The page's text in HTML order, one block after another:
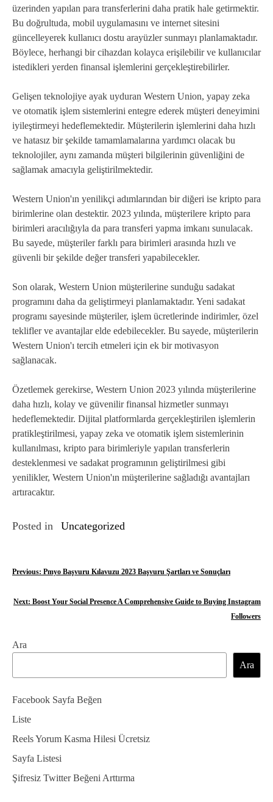
üzerinden yapılan para transferlerini daha pratik hale getirmektir.
Bu doğrultuda, mobil uygulamasını ve internet sitesini
güncelleyerek kullanıcı dostu arayüzler sunmayı planlamaktadır.
Böylece, herhangi bir cihazdan kolayca erişilebilir ve kullanıcılar
istedikleri yerden finansal işlemlerini gerçekleştirebilirler.
Gelişen teknolojiye ayak uyduran Western Union, yapay zeka
ve otomatik işlem sistemlerini entegre ederek müşteri deneyimini
iyileştirmeyi hedeflemektedir. Müşterilerin işlemlerini daha hızlı
ve hatasız bir şekilde tamamlamalarına yardımcı olacak bu
teknolojiler, aynı zamanda müşteri bilgilerinin güvenliğini de
sağlamak amacıyla geliştirilmektedir.
Western Union'ın yenilikçi adımlarından bir diğeri ise kripto para
birimlerine olan destektir. 2023 yılında, müşterilere kripto para
birimleri aracılığıyla da para transferi yapma imkanı sunulacak.
Bu sayede, müşteriler farklı para birimleri arasında hızlı ve
güvenli bir şekilde değer transferi yapabilecekler.
Son olarak, Western Union müşterilerine sunduğu sadakat
programını daha da geliştirmeyi planlamaktadır. Yeni sadakat
programı sayesinde müşteriler, işlem ücretlerinde indirimler, özel
teklifler ve avantajlar elde edebilecekler. Bu sayede, müşterilerin
Western Union'ı tercih etmeleri için ek bir motivasyon
sağlanacak.
Özetlemek gerekirse, Western Union 2023 yılında müşterilerine
daha hızlı, kolay ve güvenilir finansal hizmetler sunmayı
hedeflemektedir. Dijital platformlarda gerçekleştirilen işlemlerin
pratikleştirilmesi, yapay zeka ve otomatik işlem sistemlerinin
kullanılması, kripto para birimleriyle yapılan transferlerin
desteklenmesi ve sadakat programının geliştirilmesi gibi
yenilikler, Western Union'ın müşterilerine sağladığı avantajları
artıracaktır.
Posted in Uncategorized
Y
a
ı
z
m
Previous: Pmyo Başvuru Kılavuzu 2023 Başvuru Şartları ve Sonuçları
Next: Boost Your Social Presence A Comprehensive Guide to Buying Instagram
Followers
Ara
Ara
Facebook Sayfa Beğen
Liste
Reels Yorum Kasma Hilesi Ücretsiz
Sayfa Listesi
Şifresiz Twitter Beğeni Arttırma